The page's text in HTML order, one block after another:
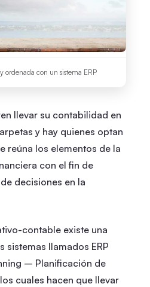
ordenada con un sistema ERP
llevar su contabilidad en
y hay quienes optan
reúna los elementos de la
con el fin de
decisiones en la
contable existe una
sistemas llamados ERP
– Planificación de
cuales hacen que llevar